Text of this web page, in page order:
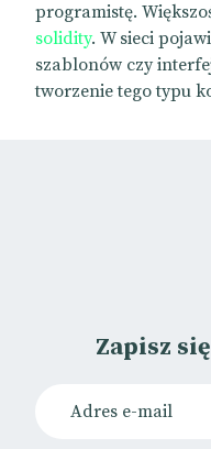
programistę.
solidity. W sieci
szablonów czy
tworzenie tego typu
Zapisz